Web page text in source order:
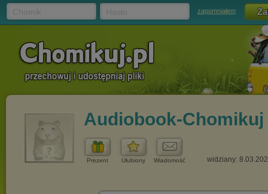
zapomniałem
Audiobook-Chomikuj
Prezent Ulubiony Wiadomość widziany: